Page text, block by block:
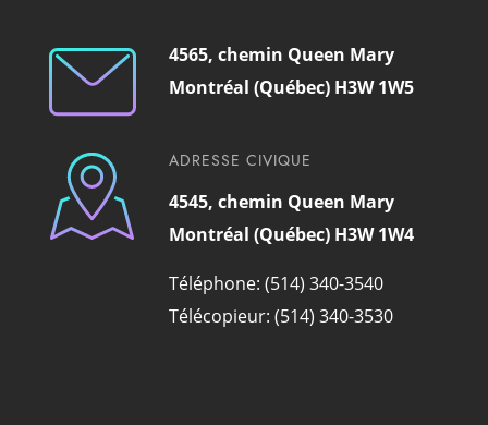
4565, chemin Queen Mary
Montréal (Québec) H3W 1W5
ADRESSE CIVIQUE
4545, chemin Queen Mary
Montréal (Québec) H3W 1W4
Téléphone: (514) 340-3540
Télécopieur: (514) 340-3530